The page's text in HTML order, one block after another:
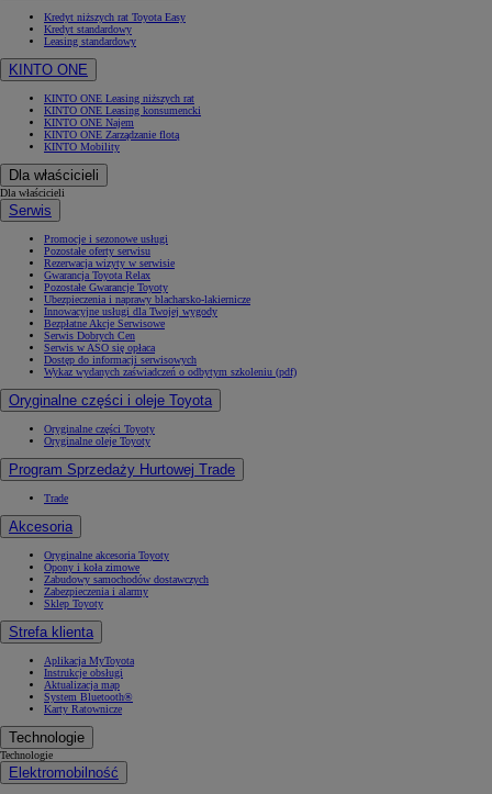
Kredyt niższych rat Toyota Easy
Kredyt standardowy
Leasing standardowy
KINTO ONE
KINTO ONE Leasing niższych rat
KINTO ONE Leasing konsumencki
KINTO ONE Najem
KINTO ONE Zarządzanie flotą
KINTO Mobility
Dla właścicieli
Dla właścicieli
Serwis
Promocje i sezonowe usługi
Pozostałe oferty serwisu
Rezerwacja wizyty w serwisie
Gwarancja Toyota Relax
Pozostałe Gwarancje Toyoty
Ubezpieczenia i naprawy blacharsko-lakiernicze
Innowacyjne usługi dla Twojej wygody
Bezpłatne Akcje Serwisowe
Serwis Dobrych Cen
Serwis w ASO się opłaca
Dostęp do informacji serwisowych
Wykaz wydanych zaświadczeń o odbytym szkoleniu (pdf)
Oryginalne części i oleje Toyota
Oryginalne części Toyoty
Oryginalne oleje Toyoty
Program Sprzedaży Hurtowej Trade
Trade
Akcesoria
Oryginalne akcesoria Toyoty
Opony i koła zimowe
Zabudowy samochodów dostawczych
Zabezpieczenia i alarmy
Sklep Toyoty
Strefa klienta
Aplikacja MyToyota
Instrukcje obsługi
Aktualizacja map
System Bluetooth®
Karty Ratownicze
Technologie
Technologie
Elektromobilność